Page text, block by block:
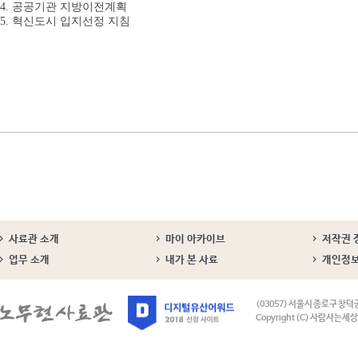
4. 공공기관 지방이전계획
5. 혁신도시 입지선정 지침
사료관 소개 마이 아카이브
저작권
업무 소개
내가 본 사료 개인정
(03057) 서울시 종로구 창덕
Copyright (C) 사람사는세